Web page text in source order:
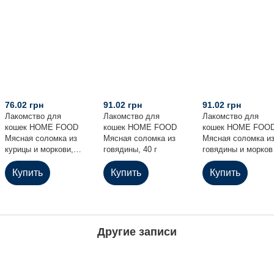
Лакомство для
кошек HOME FOOD
Мясная соломка из
курицы и моркови,
40 г
76.02 грн
Купить
Лакомство для
кошек HOME FOOD
Мясная соломка из
говядины, 40 г
91.02 грн
Купить
Лакомство для
кошек HOME
Мясная соломка из
говядины и
40 г
91.02 грн
Купить
Другие записи